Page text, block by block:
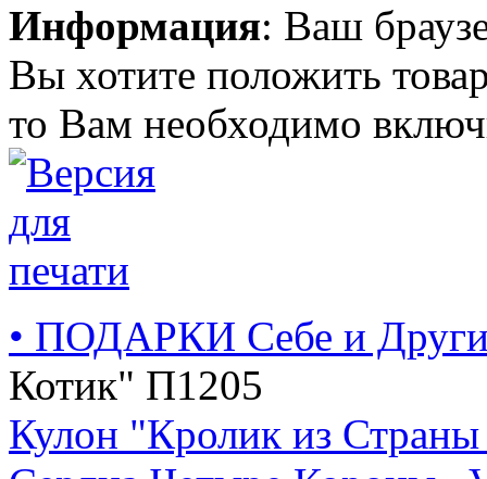
Информация: Ваш
Вы хотите положить
то Вам необходимо
• ПОДАРКИ Себе и
Котик" П1205
Кулон "Кролик из